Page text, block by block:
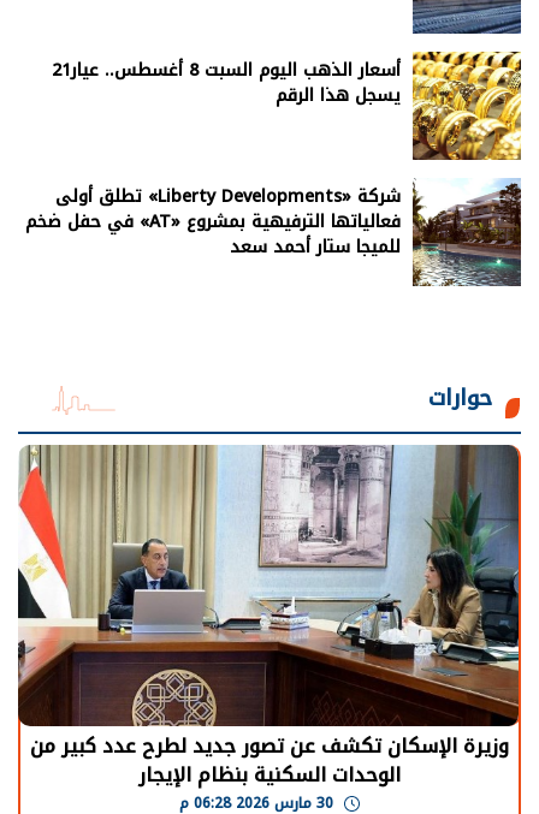
أسعار الذهب اليوم السبت 8 أغسطس.. عيار21
يسجل هذا الرقم
شركة «Liberty Developments» تطلق أولى
فعالياتها الترفيهية بمشروع «AT» في حفل ضخم
للميجا ستار أحمد سعد
حوارات
الرئيس السيسي: توقف الأنشطة في قطاع الطاقة
يحتاج إلى سنوات لعودة معدلات الإنتاج الطبيعية